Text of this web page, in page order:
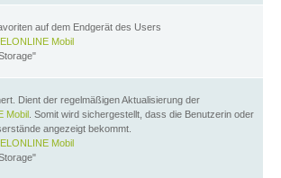
auf dem Endgerät des Users
Mobil
Dient der regelmäßigen Aktualisierung der
Mobil . Somit wird sichergestellt, dass die Benutzerin oder
angezeigt bekommt.
Mobil